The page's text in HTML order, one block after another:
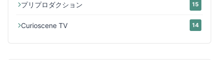
プリプロダクション 15
Curioscene TV 14